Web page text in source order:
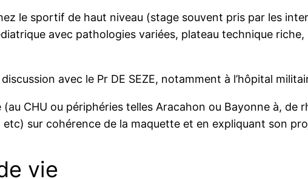
le sportif de haut niveau (stage souvent pris par les
avec pathologies variées, plateau technique
avec le Pr DE SEZE, notamment à l’hôpital
CHU ou périphéries telles Aracahon ou Bayonne à, de
sur cohérence de la maquette et en expliquant son
vie